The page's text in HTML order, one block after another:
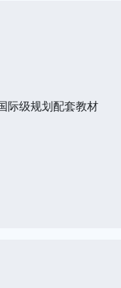
际级规划配套教材